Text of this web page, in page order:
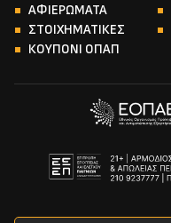
ΑΦΙΕΡΩΜΑΤΑ
ΣΤΟΙΧΗΜΑΤΙΚΕΣ
ΚΟΥΠΟΝΙ ΟΠΑΠ